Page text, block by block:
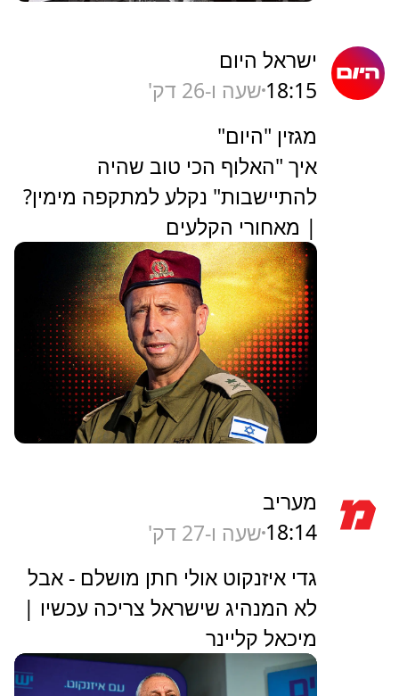
ישראל היום
18:15 שעה ו-26 דק'
מגזין "היום"
איך "האלוף הכי טוב שהיה
להתיישבות" נקלע למתקפה מימין?
| מאחורי הקלעים
מעריב
18:14 שעה ו-27 דק'
גדי איזנקוט אולי חתן מושלם - אבל
לא המנהיג שישראל צריכה עכשיו |
מיכאל קליינר